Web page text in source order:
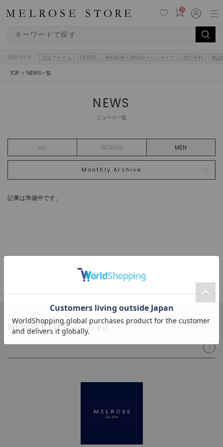
0
注目ワード： 別注アイテム OOFOS MAISON CANAUメゾンカナウ 先行予約 雑誌
TOP NEWS一覧
NEWS
ニュース一覧
ALL WOMEN MEN
Monthly Archive
記事は準備中です。
NEWSLETTER メルマガ登録